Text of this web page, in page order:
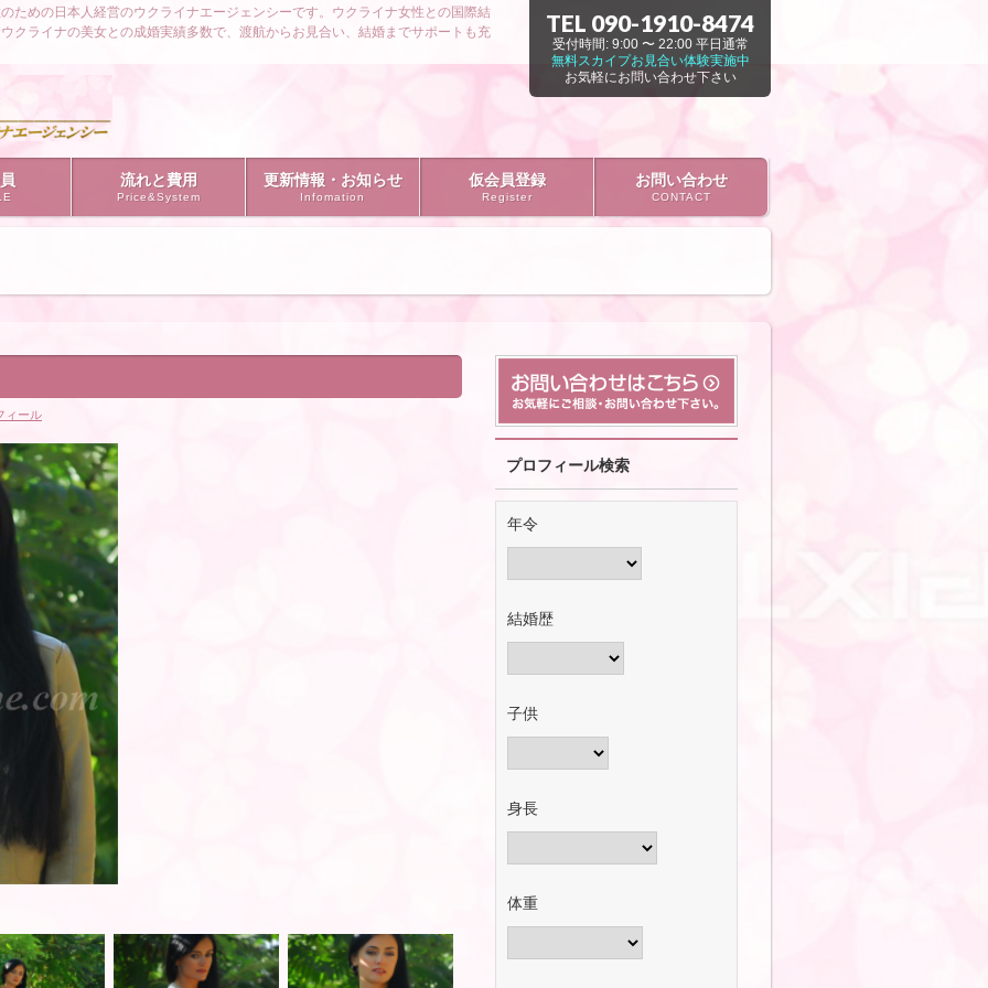
ための日本人経営のウクライナエージェンシーです。ウクライナ女性との国際結
クライナの美女との成婚実績多数で、渡航からお見合い、結婚までサポートも充
TEL 090-1910-8474
受付時間: 9:00 〜 22:00 平日通常
無料スカイプお見合い体験実施中
お気軽にお問い合わせ下さい
流れと費用
Price&System
更新情報・お知らせ
Infomation
仮会員登録
Register
お問い合わせ
CONTACT
ィール
プロフィール検索
年令
結婚歴
子供
身長
体重